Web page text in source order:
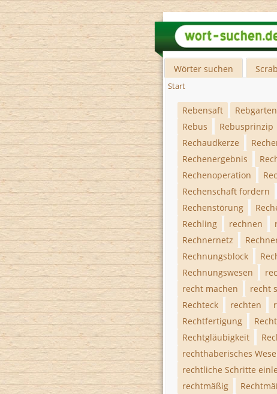
Wörter suchen
Start
Rebensaft Rebgarten
Rebus
Rebusprinzip
Rechaudkerze
Rechenergebnis
Rechenoperation
Rechenschaft fordern
Rechenstörung
Rechling
rechnen
Rechnernetz
Rechnungsblock
Rechnungswesen
recht machen
recht
Rechteck
rechten
Rechtfertigung
Rechtgläubigkeit
rechthaberisches
rechtliche Schritte
rechtmäßig